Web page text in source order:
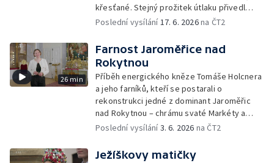
křesťané. Stejný prožitek útlaku přivedl
tamní věřící k náboženské snášenlivosti a
Poslední vysílání17. 6. 2026na ČT2
26 min
Farnost Jaroměřice nad
Rokytnou
Příběh energického kněze Tomáše Holcnera
a jeho farníků, kteří se postarali o
rekonstrukci jedné z dominant Jaroměřic
nad Rokytnou – chrámu svaté Markéty a
vlastníma rukama pomáhali při výstavbě
Poslední vysílání3. 6. 2026 na ČT2
Ježíškovy matičky